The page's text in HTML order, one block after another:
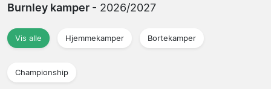
Burnley kamper - 2026/2027
Vis alle Hjemmekamper Bortekamper
Championship